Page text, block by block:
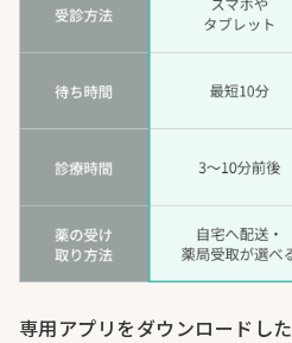
専用アプリをダウンロードし